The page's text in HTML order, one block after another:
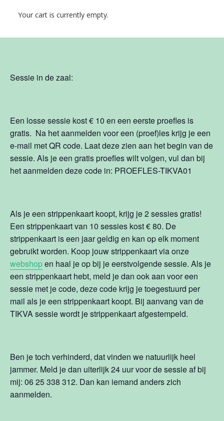
Your cart is currently empty.
Leuk dat je een TIKVA sessie gaat volgen! Reserveer
hier je sessie. We hebben twee opties, in de zaal en
Sessie in de zaal:
Een losse sessie kost € 10 en een eerste proefles is
gratis. Na het aanmelden voor een (proef)les krijg je een
e-mail met QR code. Laat deze zien aan het begin van de
sessie. Als je een gratis proefles wilt volgen, vul dan bij
het aanmelden deze code in: PROEFLES-TIKVA01
Als je een strippenkaart koopt, krijg je 2 sessies gratis!
Een strippenkaart van 10 sessies kost € 80. De
strippenkaart is een jaar geldig en kan op elk moment
gebruikt worden. Koop jouw strippenkaart via onze
webshopen haal je op bij je eerstvolgende sessie. Als je
een strippenkaart hebt, meld je dan ook aan voor een
sessie met je code, deze code krijg je toegestuurd per
mail als je een strippenkaart koopt. Bij aanvang van de
TIKVA sessie wordt je strippenkaart afgestempeld.
Ben je toch verhinderd, dat vinden we natuurlijk heel
jammer. Meld je dan uiterlijk 24 uur voor de sessie af bij
mij: 06 25 338 312. Dan kan iemand anders zich
aanmelden.